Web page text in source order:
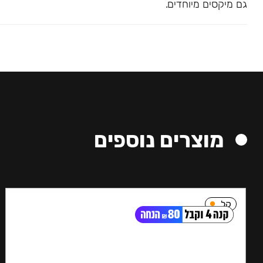
גם מיקסים מיוחדים.
מוצרים נוספים
קל